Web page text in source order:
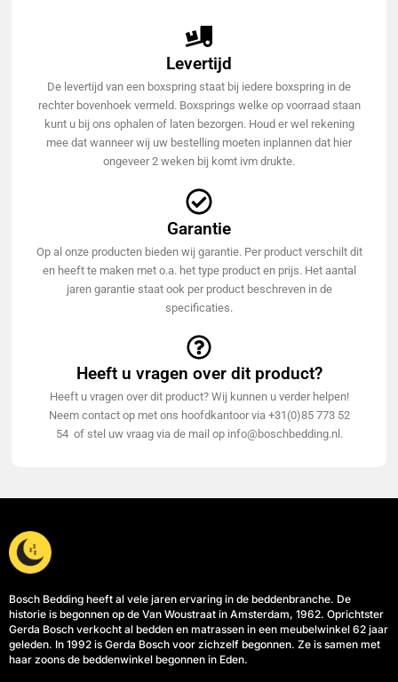
Levertijd
De levertijd van een boxspring staat bij iedere boxspring in de
rechter bovenhoek vermeld. Boxsprings welke op voorraad staan
kunt u bij ons ophalen of laten bezorgen. Houd er wel rekening
mee dat wanneer wij uw bestelling moeten inplannen dat hier
ongeveer 2 weken bij komt ivm drukte.
Garantie
Op al onze producten bieden wij garantie. Per product verschilt dit
en heeft te maken met o.a. het type product en prijs. Het aantal
jaren garantie staat ook per product beschreven in de
specificaties.
Heeft u vragen over dit product?
Heeft u vragen over dit product? Wij kunnen u verder helpen!
Neem contact op met ons hoofdkantoor via +31(0)85 773 52
54 of stel uw vraag via de mail op info@boschbedding.nl.
Bosch Bedding heeft al vele jaren ervaring in de beddenbranche. De
historie is begonnen op de Van Woustraat in Amsterdam, 1962. Oprichtster
Gerda Bosch verkocht al bedden en matrassen in een meubelwinkel 62 jaar
geleden. In 1992 is Gerda Bosch voor zichzelf begonnen. Ze is samen met
haar zoons de beddenwinkel begonnen in Eden.